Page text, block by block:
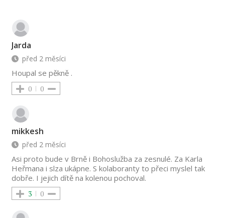
Jarda
před 2 měsíci
Houpal se pěkně .
0 0
mikkesh
před 2 měsíci
Asi proto bude v Brně i Bohoslužba za zesnulé. Za Karla
Heřmana i slza ukápne. S kolaboranty to přeci myslel tak
dobře. I jejich dítě na kolenou pochoval.
3 0